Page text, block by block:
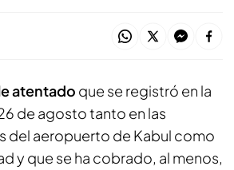
atentado que se registró en la
de agosto tanto en las
del aeropuerto de Kabul como
y que se ha cobrado, al menos,